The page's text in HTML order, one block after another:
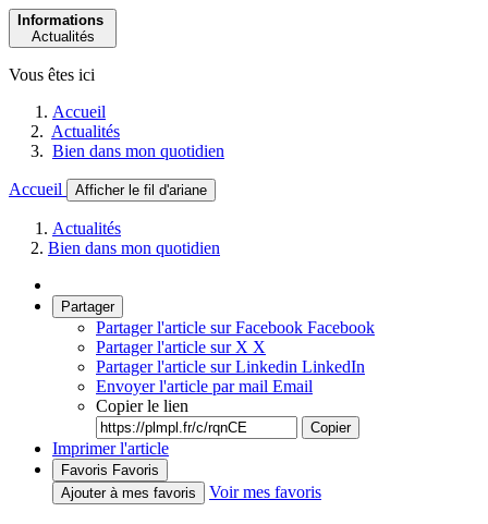
Informations
Actualités
Vous êtes ici
Accueil
Actualités
Bien dans mon quotidien
Accueil Afficher le fil d'ariane
Actualités
Bien dans mon quotidien
Partager
Partager l'article sur Facebook Facebook
Partager l'article sur X X
Partager l'article sur Linkedin LinkedIn
Envoyer l'article par mail Email
Copier le lien
Copier
Imprimer l'article
Favoris Favoris
Ajouter à mes favoris
Voir mes favoris